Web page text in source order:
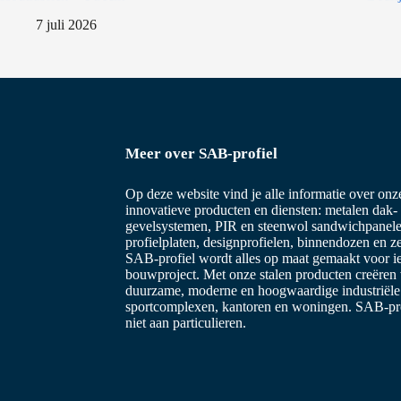
7 juli 2026
Meer over SAB-profiel
Op deze website vind je alle informatie over
innovatieve producten en diensten: metalen dak-
gevelsystemen, PIR en steenwol
profielplaten, designprofielen, binnendozen en
SAB-profiel wordt alles op maat gemaakt voor
bouwproject. Met onze stalen producten creëren
duurzame, moderne en hoogwaardige
sportcomplexen, kantoren en woningen. SAB-
niet aan particulieren.